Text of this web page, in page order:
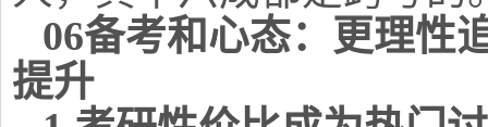
06备考和心态：更理性
提升